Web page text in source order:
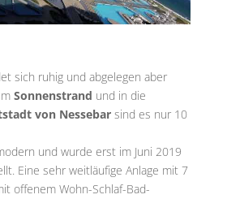
sich ruhig und abgelegen aber
Sonnenstrand und in die
von Nessebarsind es nur 10
und wurde erst im Juni 2019
Eine sehr weitläufige Anlage mit 7
offenem Wohn-Schlaf-Bad-